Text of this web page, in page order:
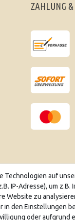
ZAHLUNG &
mit unserem
Technologien auf
IP-Adresse), um
Website zu
in den Einstellungen
oder